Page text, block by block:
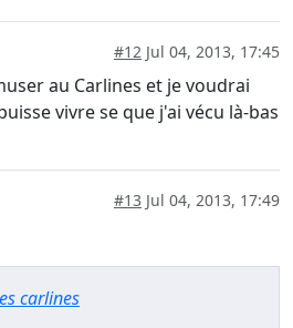
#12 Jul 04, 2013, 17:45
au Carlines et je voudrai
vivre se que j'ai vécu là-bas
#13 Jul 04, 2013, 17:49
carlines